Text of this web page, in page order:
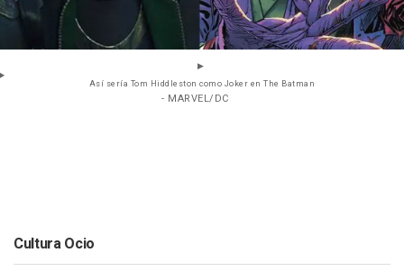
Así sería Tom Hiddleston como Joker en The Batman
- MARVEL/DC
Cultura Ocio